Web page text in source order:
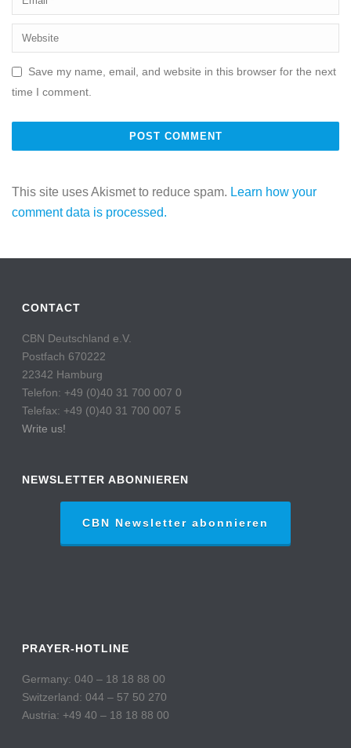
Save my name, email, and website in this browser for the next
time I comment.
This site uses Akismet to reduce spam. Learn how your
comment data is processed.
CONTACT
CBN Deutschland e.V.
Postfach 670222
22342 Hamburg
Telefon: +49 (0)40 31 700 007 0
Telefax: +49 (0)40 31 700 007 5
Write us!
NEWSLETTER ABONNIEREN
CBN Newsletter abonnieren
PRAYER-HOTLINE
Germany: 040 – 18 18 88 00
Switzerland: 044 – 57 50 270
Austria: +49 40 – 18 18 88 00